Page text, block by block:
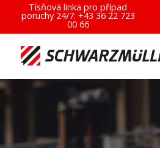
Tísňová linka pro případ
poruchy 24/7: +43 36 22 723
00 66